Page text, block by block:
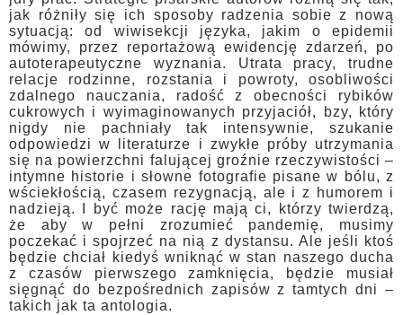
jak różniły się ich sposoby radzenia sobie z nową
sytuacją: od wiwisekcji języka, jakim o epidemii
mówimy, przez reportażową ewidencję zdarzeń, po
autoterapeutyczne wyznania. Utrata pracy, trudne
relacje ro­dzinne, rozstania i powroty, osobliwości
zdalnego nauczania, radość z obec­ności rybików
cukrowych i wyimaginowanych przyjaciół, bzy, który
nigdy nie pachniały tak intensywnie, szukanie
odpowiedzi w literaturze i zwykłe próby utrzymania
się na powierzchni falującej groźnie rzeczywistości –
intymne historie i słowne fotografie pisane w bólu, z
wściekłością, czasem rezygnacją, ale i z humorem i
nadzieją. I być może rację mają ci, którzy twierdzą,
że aby w pełni zrozumieć pandemię, musimy
poczekać i spojrzeć na nią z dystansu. Ale jeśli ktoś
będzie chciał kiedyś wniknąć w stan naszego ducha
z czasów pierwszego zamknięcia, będzie musiał
sięgnąć do bezpośrednich zapisów z tamtych dni –
takich jak ta antologia.